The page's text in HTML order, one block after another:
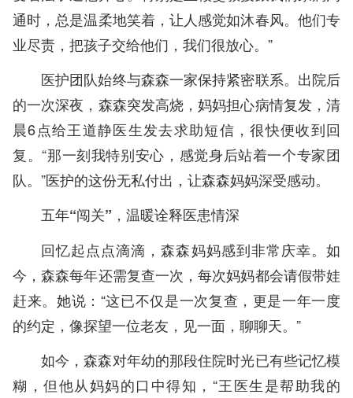
通时，总是温柔地笑着，让人感觉如沐春风。他们专
业尽责，把孩子交给他们，我们很放心。”
医护团队始终与森森一家保持紧密联系。出院后
的一次深夜，森森突发高烧，妈妈担心病情复发，清
晨6点给王道静医生发去求助短信，很快便收到回
复。“那一刻我特别安心，感觉身后站着一个专家团
队。”医护的这份无私付出，让森森妈妈深受感动。
五年“闯关”，温暖诠释医患情深
回忆起点点滴滴，森森妈妈感到非常庆幸。如
今，森森每年还需复查一次，每次妈妈都会请假带娃
赶来。她说：“这已不仅是一次复查，更是一年一度
的约定，像探望一位老友，见一面，聊聊天。”
如今，森森对年幼的那段住院时光已有些记忆模
糊，但他从妈妈的口中得知，“王医生是帮助我的